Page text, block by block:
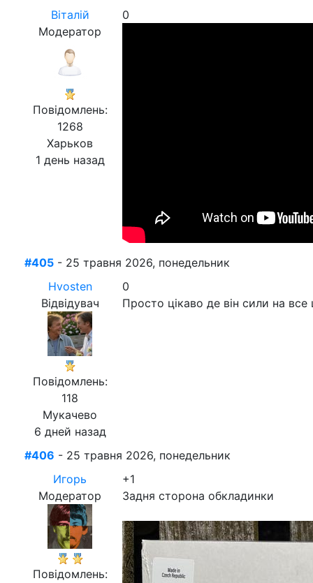
Віталій
Модератор
Повідомлень:
1268
Харьков
1 день назад
0
#405 - 25 травня 2026, понедельник
Hvosten
Відвідувач
Повідомлень:
118
Мукачево
6 дней назад
0
Просто цікаво де він сили на
#406 - 25 травня 2026, понедельник
Игорь
Модератор
Повідомлень:
+1
Задня сторона обкладинки